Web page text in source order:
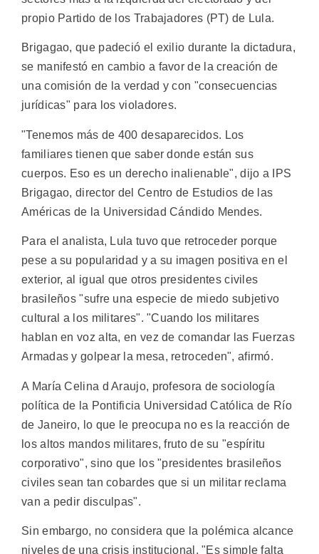
propio Partido de los Trabajadores (PT) de Lula.
Brigagao, que padeció el exilio durante la dictadura,
se manifestó en cambio a favor de la creación de
una comisión de la verdad y con "consecuencias
jurídicas" para los violadores.
"Tenemos más de 400 desaparecidos. Los
familiares tienen que saber donde están sus
cuerpos. Eso es un derecho inalienable", dijo a IPS
Brigagao, director del Centro de Estudios de las
Américas de la Universidad Cándido Mendes.
Para el analista, Lula tuvo que retroceder porque
pese a su popularidad y a su imagen positiva en el
exterior, al igual que otros presidentes civiles
brasileños "sufre una especie de miedo subjetivo
cultural a los militares". "Cuando los militares
hablan en voz alta, en vez de comandar las Fuerzas
Armadas y golpear la mesa, retroceden", afirmó.
A María Celina d Araujo, profesora de sociología
política de la Pontificia Universidad Católica de Río
de Janeiro, lo que le preocupa no es la reacción de
los altos mandos militares, fruto de su "espíritu
corporativo", sino que los "presidentes brasileños
civiles sean tan cobardes que si un militar reclama
van a pedir disculpas".
Sin embargo, no considera que la polémica alcance
niveles de una crisis institucional. "Es simple falta